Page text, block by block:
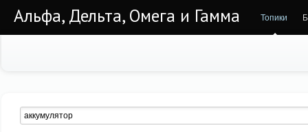
Альфа, Дельта, Омега и Гамма Топики